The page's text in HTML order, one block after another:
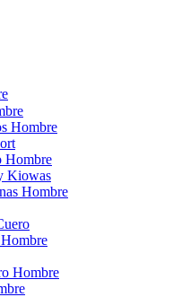
Hombre
Hombre
Kiowas
Hombre
Hombre